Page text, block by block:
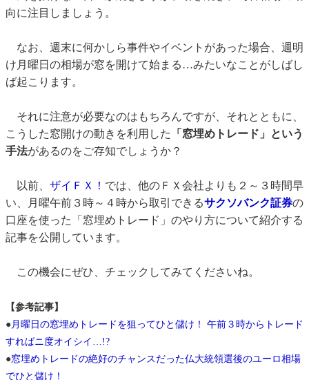
向に注目しましょう。
なお、週末に何かしら事件やイベントがあった場合、週明
け月曜日の相場が窓を開けて始まる…みたいなことがしばし
ば起こります。
それに注意が必要なのはもちろんですが、それとともに、
こうした窓開けの動きを利用した
「窓埋めトレード」という
手法があるのをご存知でしょうか？
以前、 ザイＦＸ！ では、他のＦＸ会社よりも２～３時間早
い、月曜午前３時～４時から取引できるサクソバンク証券の
口座を使った「窓埋めトレード」のやり方について紹介する
記事を公開しています。
この機会にぜひ、チェックしてみてくださいね。
【参考記事】
● 月曜日の窓埋めトレードを狙ってひと儲け！ 午前３時からトレード
すればニ度オイシイ…!?
●窓埋めトレードの絶好のチャンスだった仏大統領選後のユーロ相場
でひと儲け！